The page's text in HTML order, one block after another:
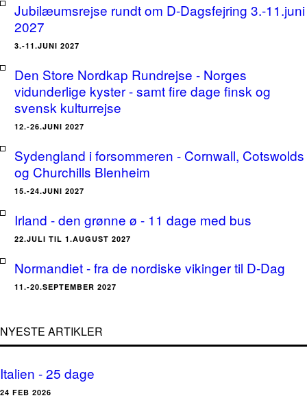
Jubilæumsrejse rundt om D-Dagsfejring 3.-11.juni
2027
3.-11.JUNI 2027
Den Store Nordkap Rundrejse - Norges
vidunderlige kyster - samt fire dage finsk og
svensk kulturrejse
12.-26.JUNI 2027
Sydengland i forsommeren - Cornwall, Cotswolds
og Churchills Blenheim
15.-24.JUNI 2027
Irland - den grønne ø - 11 dage med bus
22.JULI TIL 1.AUGUST 2027
Normandiet - fra de nordiske vikinger til D-Dag
11.-20.SEPTEMBER 2027
NYESTE ARTIKLER
Italien - 25 dage
24 FEB 2026